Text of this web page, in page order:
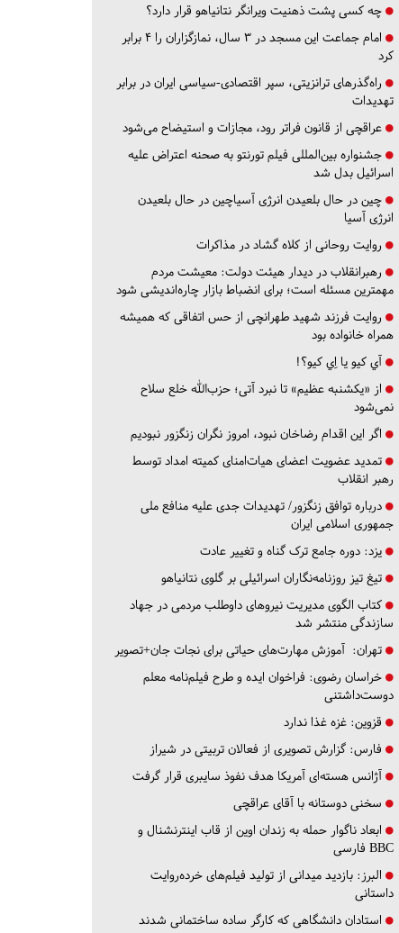
چه کسی پشت ذهنیت ویرانگر نتانیاهو قرار دارد؟
امام جماعت این مسجد در ۳ سال، نمازگزاران را ۴ برابر
کرد
راه‌گذرهای ترانزیتی، سپر اقتصادی-سیاسی ایران در برابر
تهدیدات
عراقچی از قانون فراتر رود، مجازات و استیضاح می‌شود
جشنواره بین‌المللی فیلم تورنتو به صحنه اعتراض علیه
اسرائیل بدل شد
چین در حال بلعیدن انرژی آسیاچین در حال بلعیدن
انرژی آسیا
روایت روحانی از کلاه گشاد در مذاکرات
رهبرانقلاب در دیدار هیئت دولت: معیشت مردم
مهمترین مسئله است؛ برای انضباط بازار چاره‌اندیشی شود
روایت فرزند شهید طهرانچی از حس اتفاقی که همیشه
همراه خانواده بود
آي كيو يا اِي كيو؟!
از «یکشنبه عظیم» تا نبرد آتی؛ حزب‌الله خلع سلاح
نمی‌شود
اگر این اقدام رضاخان نبود، امروز نگران زنگزور نبودیم
تمدید عضویت اعضای هیات‌امنای کمیته امداد توسط
رهبر انقلاب
درباره توافق زنگزور/ تهدیدات جدی علیه منافع ملی
جمهوری اسلامی ایران
یزد: دوره جامع ترک گناه و تغییر عادت
تیغ تیز روزنامه‌نگاران اسرائیلی بر گلوی نتانیاهو
کتاب الگوی مدیریت نیروهای داوطلب مردمی در جهاد
سازندگی منتشر شد
تهران: آموزش مهارت‌های حیاتی برای نجات جان+تصویر
خراسان رضوی: فراخوان ایده و طرح فیلم‌نامه معلم
دوست‌داشتنی
قزوین: غزه غذا ندارد
فارس: گزارش تصویری از فعالان تربیتی در شیراز
آژانس هسته‌ای آمریکا هدف نفوذ سایبری قرار گرفت
سخنی دوستانه با آقای عراقچی
ابعاد ناگوار حمله به زندان اوین از قاب اینترنشنال و
BBC فارسی
البرز: بازدید میدانی از تولید فیلم‌های خرده‌روایت
داستانی
استادان دانشگاهی که کارگر ساده ساختمانی شدند